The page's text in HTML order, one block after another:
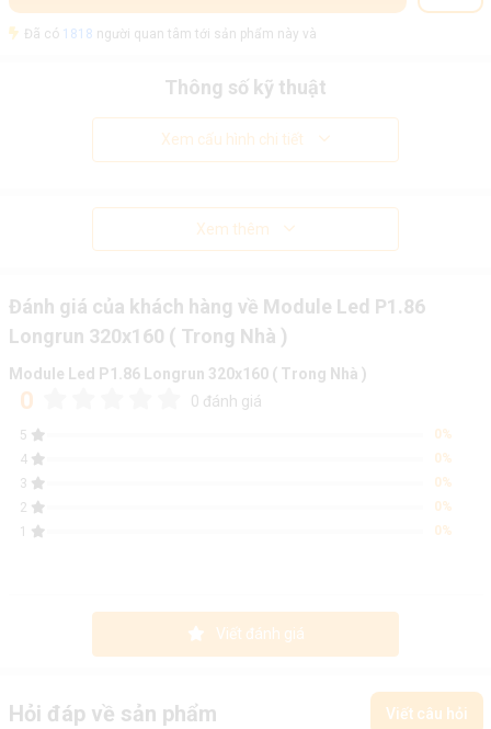
Đã có 1818 người quan tâm tới sản phẩm này và
Thông số kỹ thuật
Xem cấu hình chi tiết
Xem thêm
Đánh giá của khách hàng về Module Led P1.86
Longrun 320x160 ( Trong Nhà )
Module Led P1.86 Longrun 320x160 ( Trong Nhà )
0 0 đánh giá
5
0%
4
0%
3
0%
2
0%
1
0%
Viết đánh giá
Hỏi đáp về sản phẩm Viết câu hỏi